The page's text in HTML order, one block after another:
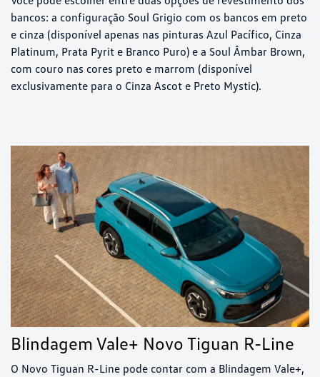
bancos: a configuração Soul Grigio com os bancos em preto
e cinza (disponível apenas nas pinturas Azul Pacífico, Cinza
Platinum, Prata Pyrit e Branco Puro) e a Soul Âmbar Brown,
com couro nas cores preto e marrom (disponível
exclusivamente para o Cinza Ascot e Preto Mystic).
Blindagem Vale+ Novo Tiguan R-Line
O Novo Tiguan R-Line pode contar com a Blindagem Vale+,